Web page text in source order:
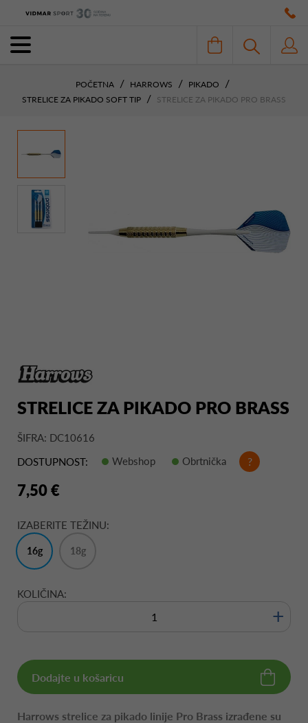
POČETNA HARROWS
PIKADO
STRELICE ZA PIKADO SOFT TIP
STRELICE ZA PIKADO PRO BRASS
STRELICE ZA PIKADO PRO BRASS
ŠIFRA: DC10616
DOSTUPNOST:
Webshop Obrtnička ?
7,50 €
IZABERITE TEŽINU:
16g 18g
KOLIČINA:
+
Dodajte u košaricu
Harrows strelice za pikado linije Pro Brass izrađene su